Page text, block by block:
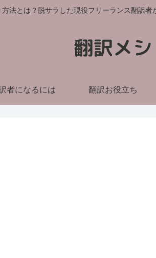
法とは？脱サラした現役フリーランス翻訳者
者になるには 翻訳お役立ち